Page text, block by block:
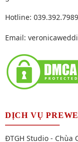
Hotline: 039.392.7989
Email:
DỊCH VỤ
ĐTGH Studio - Chùa